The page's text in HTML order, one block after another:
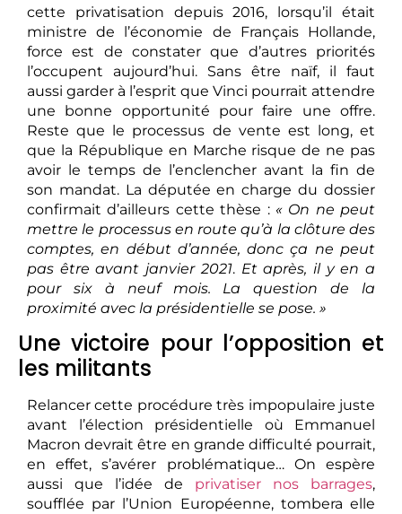
cette privatisation depuis 2016, lorsqu’il était
ministre de l’économie de Français Hollande,
force est de constater que d’autres priorités
l’occupent aujourd’hui. Sans être naïf, il faut
aussi garder à l’esprit que Vinci pourrait attendre
une bonne opportunité pour faire une offre.
Reste que le processus de vente est long, et
que la République en Marche risque de ne pas
avoir le temps de l’enclencher avant la fin de
son mandat. La députée en charge du dossier
confirmait d’ailleurs cette thèse :« On ne peut
mettre le processus en route qu’à la clôture des
comptes, en début d’année, donc ça ne peut
pas être avant janvier 2021. Et après, il y en a
pour six à neuf mois. La question de la
proximité avec la présidentielle se pose. »
Une victoire pour l’opposition et
les militants
Relancer cette procédure très impopulaire juste
avant l’élection présidentielle où Emmanuel
Macron devrait être en grande difficulté pourrait,
en effet, s’avérer problématique… On espère
aussi que l’idée de privatiser nos barrages,
soufflée par l’Union Européenne, tombera elle